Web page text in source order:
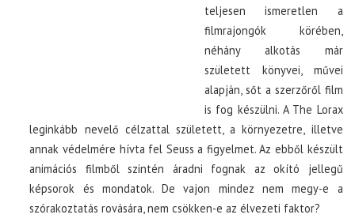
teljesen ismeretlen a
filmrajongók körében,
néhány alkotás már
született könyvei, művei
alapján, sőt a szerzőről film
is fog készülni. A The Lorax
leginkább nevelő célzattal született, a környezetre, illetve
annak védelmére hívta fel Seuss a figyelmet. Az ebből készült
animációs filmből szintén áradni fognak az okító jellegű
képsorok és mondatok. De vajon mindez nem megy-e a
szórakoztatás rovására, nem csökken-e az élvezeti faktor?